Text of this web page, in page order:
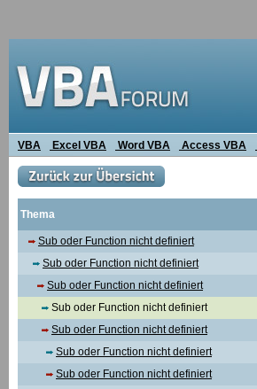
VBA Excel VBA Word VBA Access VBA
Thema
Sub oder Function nicht definiert
Sub oder Function nicht definiert
Sub oder Function nicht definiert
Sub oder Function nicht definiert
Sub oder Function nicht definiert
Sub oder Function nicht definiert
Sub oder Function nicht definiert